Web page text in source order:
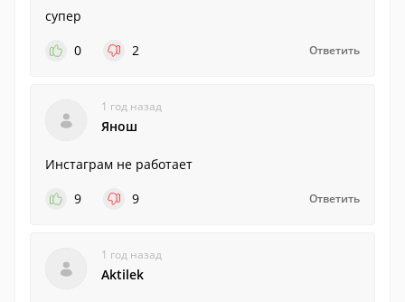
супер
0
2 Ответить
1 год назад
Янош
Инстаграм не работает
9
9 Ответить
1 год назад
Aktilek